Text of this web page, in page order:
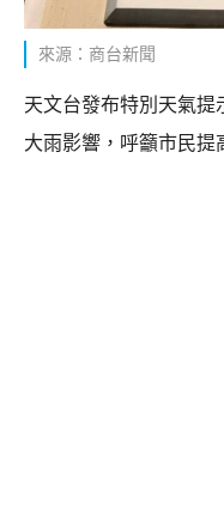
來源：商台新聞
天文台發布特別天氣提
大雨影響，呼籲市民提